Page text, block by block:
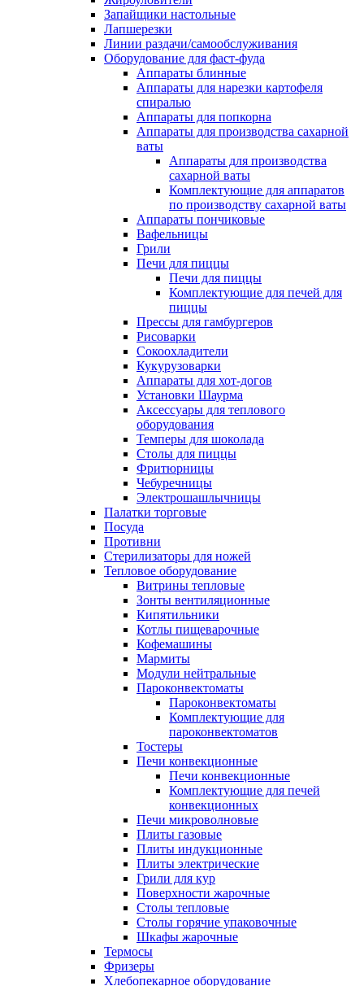
Запайщики настольные
Лапшерезки
Линии раздачи/самообслуживания
Оборудование для фаст-фуда
Аппараты блинные
Аппараты для нарезки картофеля
спиралью
Аппараты для попкорна
Аппараты для производства сахарной
ваты
Аппараты для производства
сахарной ваты
Комплектующие для аппаратов
по производству сахарной ваты
Аппараты пончиковые
Вафельницы
Грили
Печи для пиццы
Печи для пиццы
Комплектующие для печей для
пиццы
Прессы для гамбургеров
Рисоварки
Сокоохладители
Кукурузоварки
Аппараты для хот-догов
Установки Шаурма
Аксессуары для теплового
оборудования
Темперы для шоколада
Столы для пиццы
Фритюрницы
Чебуречницы
Электрошашлычницы
Палатки торговые
Посуда
Противни
Стерилизаторы для ножей
Тепловое оборудование
Витрины тепловые
Зонты вентиляционные
Кипятильники
Котлы пищеварочные
Кофемашины
Мармиты
Модули нейтральные
Пароконвектоматы
Пароконвектоматы
Комплектующие для
пароконвектоматов
Тостеры
Печи конвекционные
Печи конвекционные
Комплектующие для печей
конвекционных
Печи микроволновые
Плиты газовые
Плиты индукционные
Плиты электрические
Грили для кур
Поверхности жарочные
Столы тепловые
Столы горячие упаковочные
Шкафы жарочные
Термосы
Фризеры
Хлебопекарное оборудование